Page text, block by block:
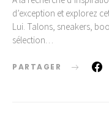
d’exception et explorez
Lui. Talons, sneakers,
sélection…
PARTAGER